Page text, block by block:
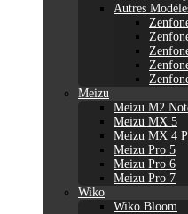
Autres
Meizu
Meizu M2
Meizu MX 5
Meizu MX 4
Meizu Pro 5
Meizu Pro 6
Meizu Pro 7
Wiko
Wiko Bloom